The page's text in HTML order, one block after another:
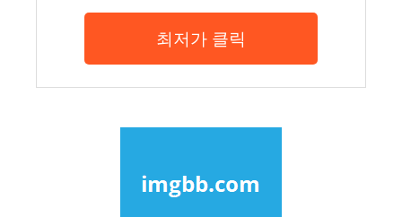
최저가 클릭